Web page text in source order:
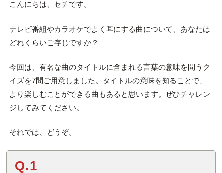
こんにちは、セチです。
テレビ番組やカラオケでよく耳にする曲について、あなたは
どれくらいご存じですか？
今回は、有名な曲のタイトルに含まれる言葉の意味を問うク
イズを7問ご用意しました。タイトルの意味を知ることで、
より楽しむことができる曲もあると思います。ぜひチャレン
ジしてみてください。
それでは、どうぞ。
Q.1